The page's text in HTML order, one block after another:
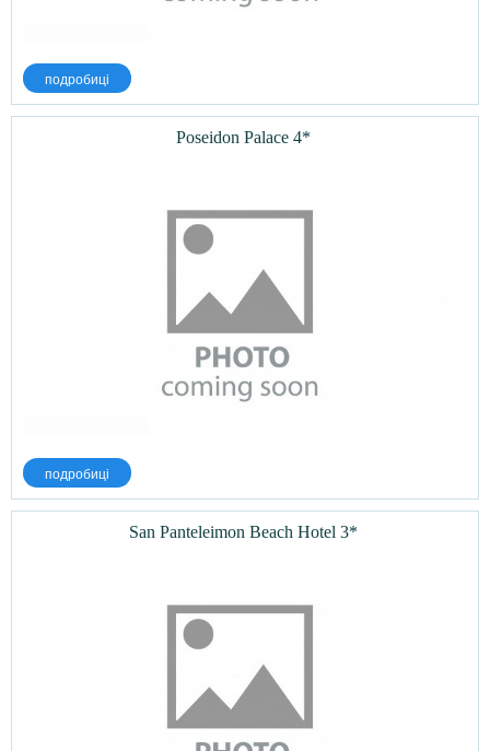
подробиці
Poseidon Palace 4*
подробиці
San Panteleimon Beach Hotel 3*